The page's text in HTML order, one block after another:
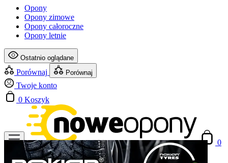
Opony
Opony zimowe
Opony całoroczne
Opony letnie
Ostatnio oglądane
Porównaj Porównaj
Twoje konto
0 Koszyk
0